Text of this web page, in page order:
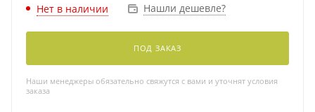
Нет в наличии Нашли дешевле?
ПОД ЗАКАЗ
Наши менеджеры обязательно свяжутся с вами и уточнят условия
заказа